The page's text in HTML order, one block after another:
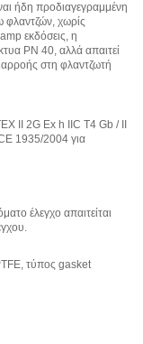
ήδη προδιαγεγραμμένη
φλαντζών, χωρίς
εκδόσεις, η
PN 40, αλλά απαιτεί
στη φλαντζωτή
II 2G Ex h IIC T4 Gb / II
1935/2004 για
έλεγχο απαιτείται
τύπος gasket